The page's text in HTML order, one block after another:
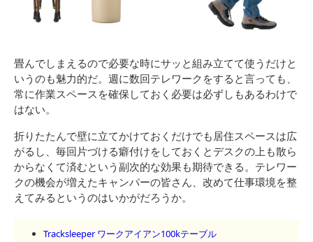
畳んでしまえるので必要な時にサッと組み立てて使うだけと
いうのも魅力的だ。週に数回テレワークをすると言っても、
常に作業スペースを確保しておく必要は必ずしもあるわけで
はない。
折りたたんで壁に立てかけておくだけでも居住スペースは広
がるし、毎回片づける癖付けをしておくとデスクの上も散ら
からなくて済むという副次的な効果も期待できる。テレワー
クの機会が増えたキャンパーの皆さん、改めて仕事環境を整
えてみるというのはいかがだろうか。
Tracksleeper ワークアイアン100kテーブル